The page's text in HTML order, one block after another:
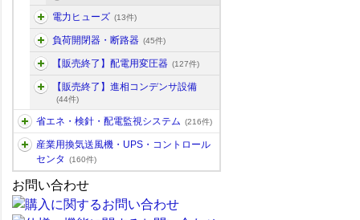
電力ヒューズ (13件)
負荷開閉器・断路器 (45件)
【販売終了】配電用変圧器 (127件)
【販売終了】進相コンデンサ設備
(44件)
省エネ・検針・配電監視システム (216件)
産業用換気送風機・UPS・コントロール
センタ
(160件)
お問い合わせ